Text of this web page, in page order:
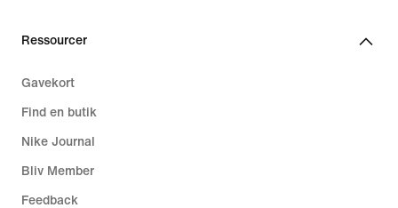
Ressourcer
Gavekort
Find en butik
Nike Journal
Bliv Member
Feedback